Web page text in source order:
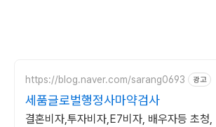
https://blog.naver.com/sarang0693 광고
세품글로벌행정사마약검사
결혼비자,투자비자,E7비자, 배우자등 초청,